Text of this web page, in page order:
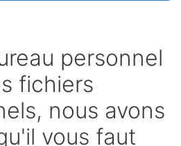
personnel
fichiers
nous avons
vous faut